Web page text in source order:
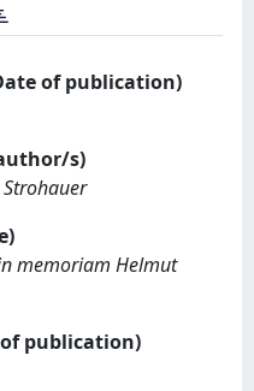
of publication)
s)
memoriam Helmut
publication)